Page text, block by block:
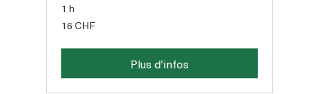
1 h
francs
16 CHF
Plus d'infos